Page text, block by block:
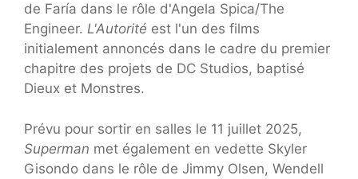
de Faría dans le rôle d'Angela Spica/The
Engineer. L'Autorité est l'un des films
initialement annoncés dans le cadre du premier
chapitre des projets de DC Studios, baptisé
Dieux et Monstres.
Prévu pour sortir en salles le 11 juillet 2025,
Superman met également en vedette Skyler
Gisondo dans le rôle de Jimmy Olsen, Wendell